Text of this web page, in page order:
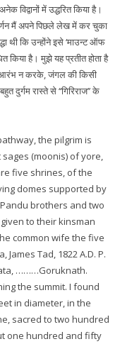
विद्वानों में उद्धरित किया है।
वर्णन मैं अपने पिछले लेख में कर चुका
थी कि उन्होंने इसे ‘माउन्ट ऑफ
किया है। मुझे यह प्रतीत होता है
आरंभ न करके, जंगल की किसी
रास्ते से ‘‘गिरिराज’’ के
the pilgrim is
(moonis) of yore,
five shrines, of the
domes supported by
brothers and two
to their kinsman
common wife the five
Tad, 1822 A.D. P.
………Goruknath.
the summit. I found
in diameter, in the
sacred to two hundred
one hundred and fifty